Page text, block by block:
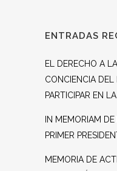
ENTRADAS
EL DERECHO A
CONCIENCIA
PARTICIPAR EN
IN MEMORIAM
PRIMER
MEMORIA DE